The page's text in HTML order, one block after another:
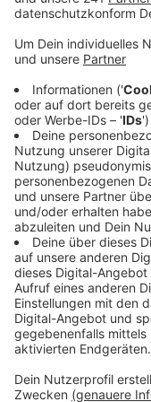
Veröffentlicht:
Die Feuerwehr-
können nicht
brennt. Das
Bürgermeister
Beispiel mehr
Feuerwehr
Tagesbereitschaft
bietet die
direkt in der
Viehof das. In Bad
Plakatkampagne,